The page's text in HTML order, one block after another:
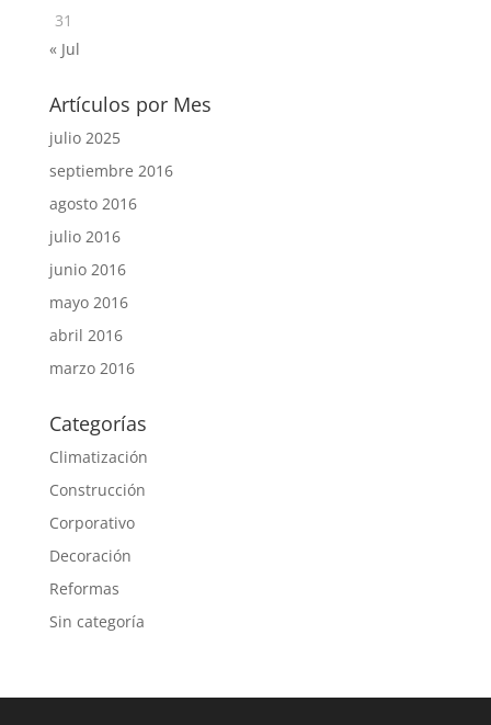
31
« Jul
Artículos por Mes
julio 2025
septiembre 2016
agosto 2016
julio 2016
junio 2016
mayo 2016
abril 2016
marzo 2016
Categorías
Climatización
Construcción
Corporativo
Decoración
Reformas
Sin categoría